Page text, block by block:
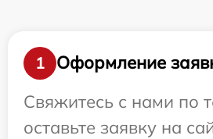
1
Оформление
Свяжитесь с нами по
оставьте заявку на